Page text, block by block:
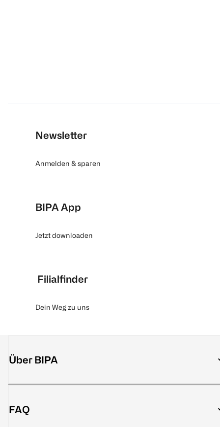
Newsletter
Anmelden & sparen
BIPA App
Jetzt downloaden
Filialfinder
Dein Weg zu uns
Über BIPA
FAQ